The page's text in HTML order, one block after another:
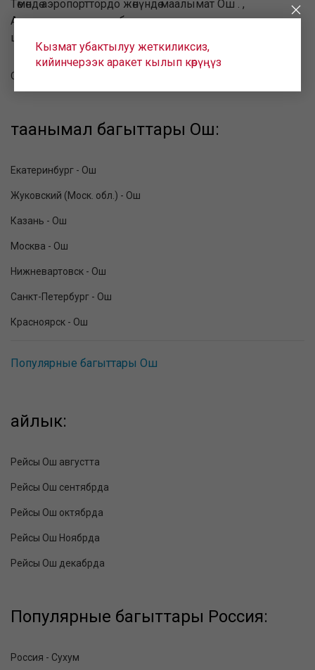
Төмөндө аэропорттордо жөнүндө маалымат Ош . ,
Аэропортко жөнүндө көбүрөөк маалымат алуу үчүн
шилтемени онлайн жекелештирилген карагыла.
Ош (OSS)
таанымал багыттары Ош:
Екатеринбург - Ош
Жуковский (Моск. обл.) - Ош
Казань - Ош
Москва - Ош
Нижневартовск - Ош
Санкт-Петербург - Ош
Красноярск - Ош
Популярные багыттары Ош
айлык:
Рейсы Ош августта
Рейсы Ош сентябрда
Рейсы Ош октябрда
Рейсы Ош Ноябрда
Рейсы Ош декабрда
Популярные багыттары Россия:
Россия - Сухум
Кызмат убактылуу жеткиликсиз,
кийинчерээк аракет кылып көрүңүз